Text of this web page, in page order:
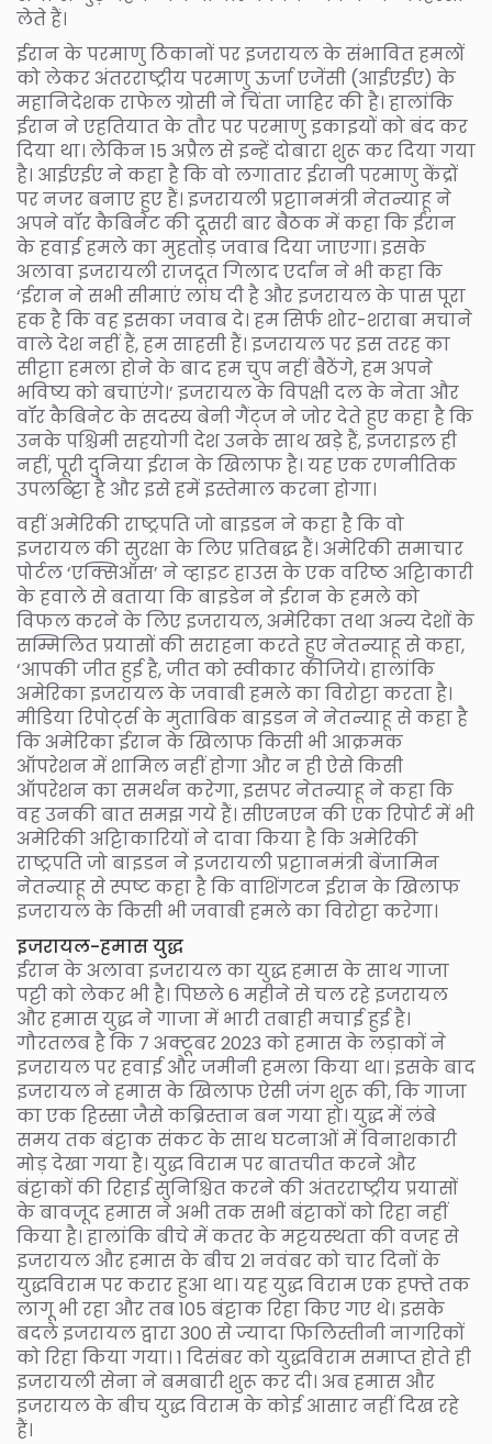
लेते हैं।
ईरान के परमाणु ठिकानों पर इजरायल के संभावित हमलों
को लेकर अंतरराष्ट्रीय परमाणु ऊर्जा एजेंसी (आईएईए) के
महानिदेशक राफेल ग्रोसी ने चिंता जाहिर की है। हालांकि
ईरान ने एहतियात के तौर पर परमाणु इकाइयों को बंद कर
दिया था। लेकिन 15 अप्रैल से इन्हें दोबारा शुरू कर दिया गया
है। आईएईए ने कहा है कि वो लगातार ईरानी परमाणु केंद्रों
पर नजर बनाए हुए हैं। इजरायली प्रट्टाानमंत्री नेतन्याहू ने
अपने वॉर कैबिनेट की दूसरी बार बैठक में कहा कि ईरान
के हवाई हमले का मुहतोड़ जवाब दिया जाएगा। इसके
अलावा इजरायली राजदूत गिलाद एर्दान ने भी कहा कि
‘ईरान ने सभी सीमाएं लांघ दी है और इजरायल के पास पूरा
हक है कि वह इसका जवाब दे। हम सिर्फ शोर-शराबा मचाने
वाले देश नहीं हैं, हम साहसी हैं। इजरायल पर इस तरह का
सीट्टाा हमला होने के बाद हम चुप नहीं बैठेंगे, हम अपने
भविष्य को बचाएंगे।’ इजरायल के विपक्षी दल के नेता और
वॉर कैबिनेट के सदस्य बेनी गैंट्ज ने जोर देते हुए कहा है कि
उनके पश्चिमी सहयोगी देश उनके साथ खड़े हैं, इजराइल ही
नहीं, पूरी दुनिया ईरान के खिलाफ है। यह एक रणनीतिक
उपलब्ट्टिा है और इसे हमें इस्तेमाल करना होगा।
वहीं अमेरिकी राष्ट्रपति जो बाइडन ने कहा है कि वो
इजरायल की सुरक्षा के लिए प्रतिबद्ध हैं। अमेरिकी समाचार
पोर्टल ‘एक्सिऑस’ ने व्हाइट हाउस के एक वरिष्ठ अट्टिाकारी
के हवाले से बताया कि बाइडेन ने ईरान के हमले को
विफल करने के लिए इजरायल, अमेरिका तथा अन्य देशों के
सम्मिलित प्रयासों की सराहना करते हुए नेतन्याहू से कहा,
‘आपकी जीत हुई है, जीत को स्वीकार कीजिये। हालांकि
अमेरिका इजरायल के जवाबी हमले का विरोट्टा करता है।
मीडिया रिपोर्ट्स के मुताबिक बाइडन ने नेतन्याहू से कहा है
कि अमेरिका ईरान के खिलाफ किसी भी आक्रमक
ऑपरेशन में शामिल नहीं होगा और न ही ऐसे किसी
ऑपरेशन का समर्थन करेगा, इसपर नेतन्याहू ने कहा कि
वह उनकी बात समझ गये हैं। सीएनएन की एक रिपोर्ट में भी
अमेरिकी अट्टिाकारियों ने दावा किया है कि अमेरिकी
राष्ट्रपति जो बाइडन ने इजरायली प्रट्टाानमंत्री बेंजामिन
नेतन्याहू से स्पष्ट कहा है कि वाशिंगटन ईरान के खिलाफ
इजरायल के किसी भी जवाबी हमले का विरोट्टा करेगा।
इजरायल-हमास युद्ध
ईरान के अलावा इजरायल का युद्ध हमास के साथ गाजा
पट्टी को लेकर भी है। पिछले 6 महीने से चल रहे इजरायल
और हमास युद्ध ने गाजा में भारी तबाही मचाई हुई है।
गौरतलब है कि 7 अक्टूबर 2023 को हमास के लड़ाकों ने
इजरायल पर हवाई और जमीनी हमला किया था। इसके बाद
इजरायल ने हमास के खिलाफ ऐसी जंग शुरू की, कि गाजा
का एक हिस्सा जैसे कब्रिस्तान बन गया हो। युद्ध में लंबे
समय तक बंट्टाक संकट के साथ घटनाओं में विनाशकारी
मोड़ देखा गया है। युद्ध विराम पर बातचीत करने और
बंट्टाकों की रिहाई सुनिश्चित करने की अंतरराष्ट्रीय प्रयासों
के बावजूद हमास ने अभी तक सभी बंट्टाकों को रिहा नहीं
किया है। हालांकि बीचे में कतर के मट्टयस्थता की वजह से
इजरायल और हमास के बीच 21 नवंबर को चार दिनों के
युद्धविराम पर करार हुआ था। यह युद्ध विराम एक हफ्ते तक
लागू भी रहा और तब 105 बंट्टाक रिहा किए गए थे। इसके
बदले इजरायल द्वारा 300 से ज्यादा फिलिस्तीनी नागरिकों
को रिहा किया गया। 1 दिसंबर को युद्धविराम समाप्त होते ही
इजरायली सेना ने बमबारी शुरू कर दी। अब हमास और
इजरायल के बीच युद्ध विराम के कोई आसार नहीं दिख रहे
हैं।